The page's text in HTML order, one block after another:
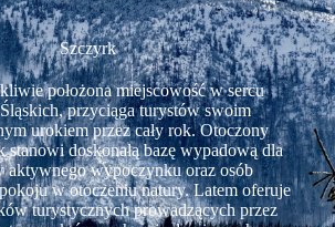
Szczyrk
położona miejscowość w sercu
przyciąga turystów swoim
urokiem przez cały rok. Otoczony
stanowi doskonałą bazę wypadową dla
aktywnego wypoczynku oraz osób
w otoczeniu natury. Latem oferuje
turystycznych prowadzących przez